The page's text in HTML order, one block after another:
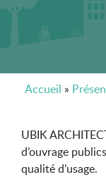
Accueil »
UBIK
d’ouvrage
qualité d’usage.